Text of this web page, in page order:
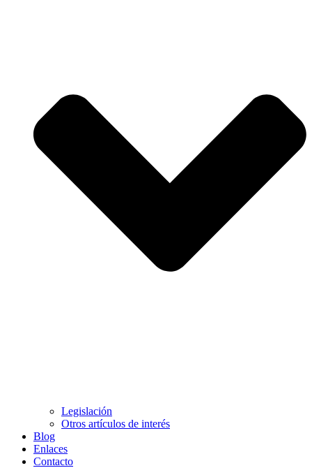
Legislación
Otros artículos de interés
Blog
Enlaces
Contacto